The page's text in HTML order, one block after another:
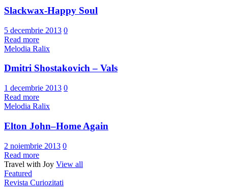
Slackwax-Happy Soul
5 decembrie 2013 0
Read more
Melodia Ralix
Dmitri Shostakovich – Vals
1 decembrie 2013 0
Read more
Melodia Ralix
Elton John–Home Again
2 noiembrie 2013 0
Read more
Travel with Joy View all
Featured
Revista Curiozitati